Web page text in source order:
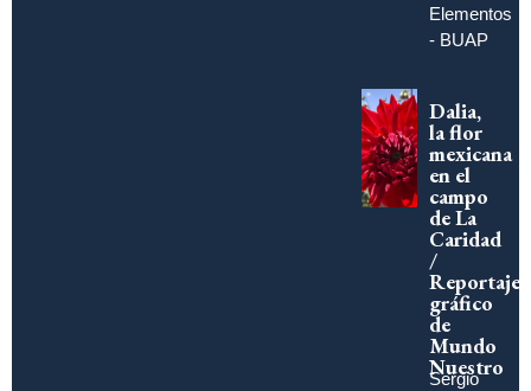
Elementos
- BUAP
Dalia,
la flor
mexicana
en el
campo
de La
Caridad
/
Reportaje
gráfico
de
Mundo
Nuestro
Sergio